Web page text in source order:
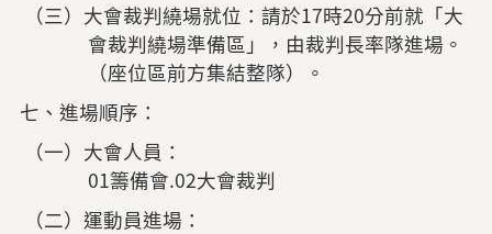
（三）大會裁判繞場就位：請於17時20分前就「大
會裁判繞場準備區」，由裁判長率隊進場。
（座位區前方集結整隊）。
七、進場順序：
（一）大會人員：
01籌備會.02大會裁判
（二）運動員進場：